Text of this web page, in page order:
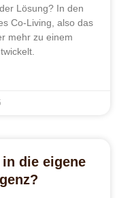
Lösung? In den
Co-Living, also das
mehr zu einem
die eigene